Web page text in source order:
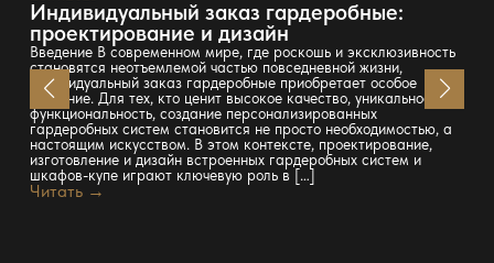
Индивидуальный заказ гардеробные:
проектирование и дизайн
Введение В современном мире, где роскошь и эксклюзивность
становятся неотъемлемой частью повседневной жизни,
индивидуальный заказ гардеробные приобретает особое
значение. Для тех, кто ценит высокое качество, уникальность и
функциональность, создание персонализированных
гардеробных систем становится не просто необходимостью, а
настоящим искусством. В этом контексте, проектирование,
изготовление и дизайн встроенных гардеробных систем и
шкафов-купе играют ключевую роль в […]
Читать →